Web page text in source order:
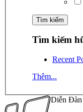
Tìm kiếm
Recent
Thêm...
Diễn Đàn